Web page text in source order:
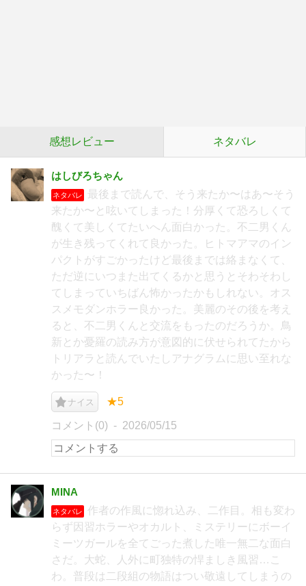
感想レビュー ネタバレ
はしびろちゃん
ネタバレ
最後まで読んで、そう来たか〜はあ〜そう
来たか〜と呟いてしまった！分厚くて恐ろしくて
醜くて美しくてたいへん面白かった。不二男くん
が生き残ってくれて良かった。ヒトマアマのイン
パクトがすごかったけど最後までは絡まなくて、
ただ逆にいつまた出てくるかと思うとそわそわし
てしまっていちばん怖かったかもしれない。オス
スメモダンホラー良かった。美麗のその後を考え
ると、不二男くんと交流をもったのだろうか。鳥
新とか憂羅の読み方が意図的に伏せられてたから
トリアラと読んでいたしアナグラムに思い至れな
かった〜！
ナイス ★5
コメント(0) 2026/05/15
MINA
ネタバレ
作者の作風に惚れ込み、二作目。相も変わ
らず因習ホラーやオカルト、ミステリーにボーイ
ミーツガールを全てごった煮した唯一無二な面白
さだ。大蛇、人外に町独特の悍ましき風習…こ
わ。普段は二段組の物語はつい敬遠してしまうの